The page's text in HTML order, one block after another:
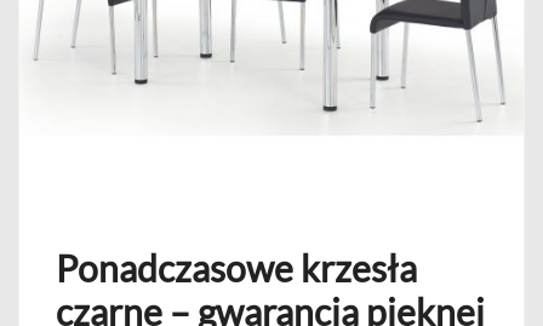
Ponadczasowe krzesła
czarne – gwarancją pięknej